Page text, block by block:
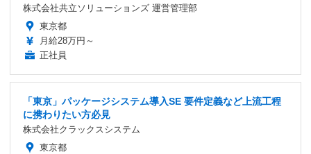
株式会社共立ソリューションズ 運営管理部
東京都
月給28万円～
正社員
「東京」パッケージシステム導入SE 要件定義など上流工程
に携わりたい方必見
株式会社クラックスシステム
東京都